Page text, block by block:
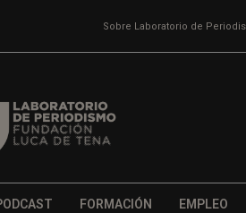
Sobre Laboratorio de
FORMACIÓN EMPLEO